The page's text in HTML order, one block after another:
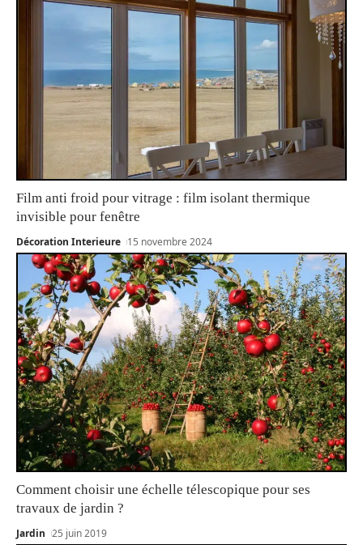
Film anti froid pour vitrage : film isolant thermique
invisible pour fenêtre
Décoration Interieure 15 novembre 2024
Comment choisir une échelle télescopique pour ses
travaux de jardin ?
Jardin 25 juin 2019